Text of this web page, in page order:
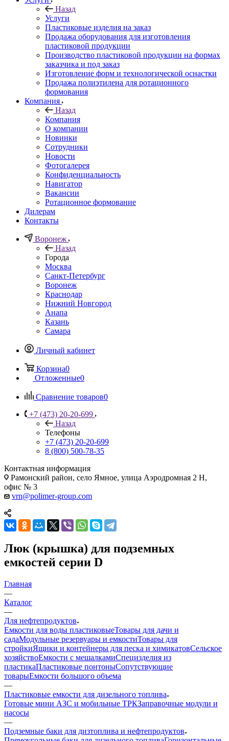
Назад
Услуги
Пластиковые изделия на заказ
Продажа оборудования для изготовления
пластиковой продукции
Производство пластиковой продукции на формах
заказчика и под заказ
Изготовление форм и технологической оснастки
Продажа полиэтилена для ротационного
формования
Компания
Назад
Компания
О компании
Новинки
Сотрудники
Новости
Фотогалерея
Конфиденциальность
Навигатор
Вакансии
Ротационное формование
Дилерам
Контакты
Воронеж
Назад
Города
Москва
Санкт-Петербург
Воронеж
Краснодар
Нижний Новгород
Анапа
Казань
Самара
Личный кабинет
Корзина0
Отложенные0
Сравнение товаров0
+7 (473) 20-20-699
Назад
Телефоны
+7 (473) 20-20-699
8 (800) 500-78-35
Контактная информация
Рамонский район, село Ямное, улица Аэродромная 2 Н,
офис № 3
vrn@polimer-group.com
Люк (крышка) для подземных
емкостей серии D
Главная
—
Каталог
—
Для нефтепродуктов
Емкости для воды пластиковыеТовары для дачи и
садаМодульные резервуары и емкостиТовары для
стройкиЯщики и контейнеры для песка и химикатовСельское
хозяйствоЕмкости с мешалкамиСпецизделия из
пластикаПластиковые понтоныСопутствующие
товарыЕмкости большого объема
—
Пластиковые емкости для дизельного топлива
Готовые мини АЗС и мобильные ТРКЗаправочные модули и
насосы
—
Подземные баки для дизтоплива и нефтепродуктов